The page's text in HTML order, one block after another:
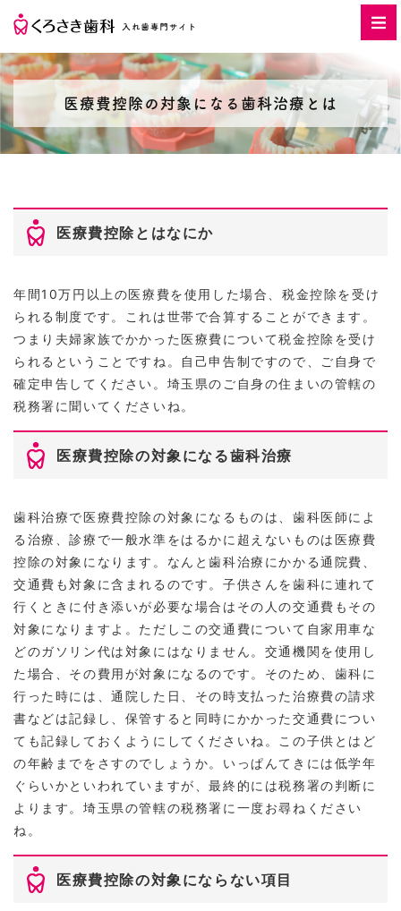
医療費控除の対象になる歯科治療とは
医療費控除とはなにか
年間10万円以上の医療費を使用した場合、税金控除を受け
られる制度です。これは世帯で合算することができます。
つまり夫婦家族でかかった医療費について税金控除を受け
られるということですね。自己申告制ですので、ご自身で
確定申告してください。埼玉県のご自身の住まいの管轄の
税務署に聞いてくださいね。
医療費控除の対象になる歯科治療
歯科治療で医療費控除の対象になるものは、歯科医師によ
る治療、診療で一般水準をはるかに超えないものは医療費
控除の対象になります。なんと歯科治療にかかる通院費、
交通費も対象に含まれるのです。子供さんを歯科に連れて
行くときに付き添いが必要な場合はその人の交通費もその
対象になりますよ。ただしこの交通費について自家用車な
どのガソリン代は対象にはなりません。交通機関を使用し
た場合、その費用が対象になるのです。そのため、歯科に
行った時には、通院した日、その時支払った治療費の請求
書などは記録し、保管すると同時にかかった交通費につい
ても記録しておくようにしてくださいね。この子供とはど
の年齢までをさすのでしょうか。いっぱんてきには低学年
ぐらいかといわれていますが、最終的には税務署の判断に
よります。埼玉県の管轄の税務署に一度お尋ねください
ね。
医療費控除の対象にならない項目